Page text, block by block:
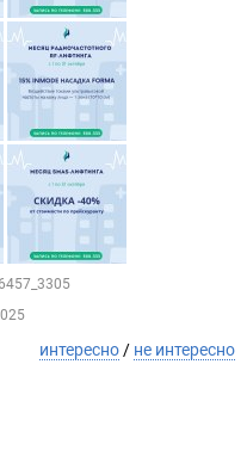
интересно / не интересно